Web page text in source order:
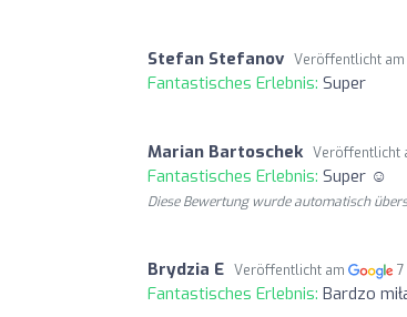
Stefan Stefanov Veröffentlicht am
Fantastisches Erlebnis: Super
Marian Bartoschek Veröffentlicht
Fantastisches Erlebnis: Super ☺
Diese Bewertung wurde automatisch
Brydzia E Veröffentlicht am
Fantastisches Erlebnis: Bardzo